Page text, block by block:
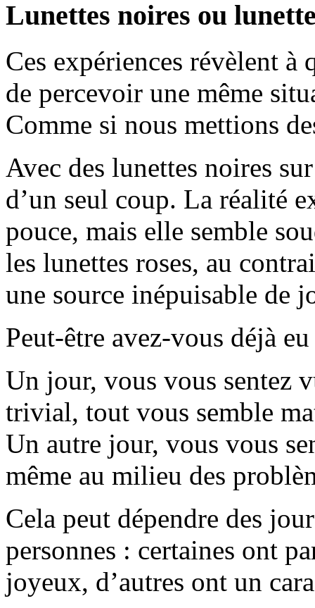
Lunettes noires ou
Ces expériences révèlent à
de percevoir une même
Comme si nous mettions
Avec des lunettes noires
d’un seul coup. La réalité
pouce, mais elle semble
les lunettes roses, au
une source inépuisable de
Peut-être avez-vous déjà
Un jour, vous vous sentez
trivial, tout vous semble
Un autre jour, vous vous
même au milieu des
Cela peut dépendre des
personnes : certaines ont
joyeux, d’autres ont un